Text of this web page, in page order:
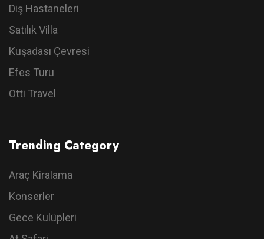
Diş Hastaneleri
Satılık Villa
Kuşadası Çevresi
Efes Turu
Otti Travel
Trending Category
Araç Kiralama
Konserler
Gece Kulüpleri